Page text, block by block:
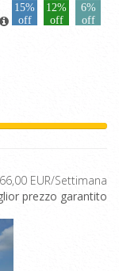
15%
off
12%
off
6%
off
EUR/Settimana
prezzo garantito